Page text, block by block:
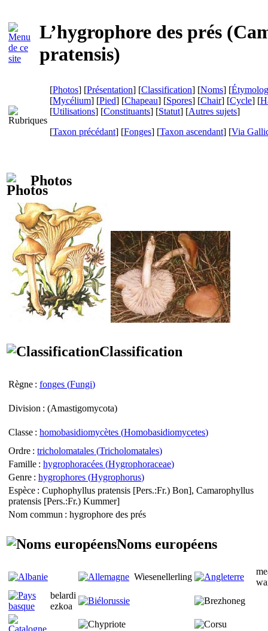
L’hygrophore des prés (
pratensis)
[Photos] [Présentation] [Classification] [Noms] [
[Mycélium] [Pied] [Chapeau] [Spores] [Chair] [Cycle] [
[Utilisations] [Constituants] [Statut] [Autres sujets]
[Taxon précédant] [Fonges] [Taxon ascendant] [Via
Photos
Classification
Règne : fonges (Fungi)
Division : (Amastigomycota)
Classe : homobasidiomycètes (Homobasidiomycetes)
Ordre : tricholomatales (Tricholomatales)
Famille : hygrophoracées (Hygrophoraceae)
Genre : hygrophores (Hygrophorus)
Espèce : Cuphophyllus pratensis [Pers.:Fr.) Bon], Camarophyllus
pratensis [Pers.:Fr.) Kummer]
Nom commun : hygrophore des prés
Noms européens
Wiesenellerling
belardi
ezkoa